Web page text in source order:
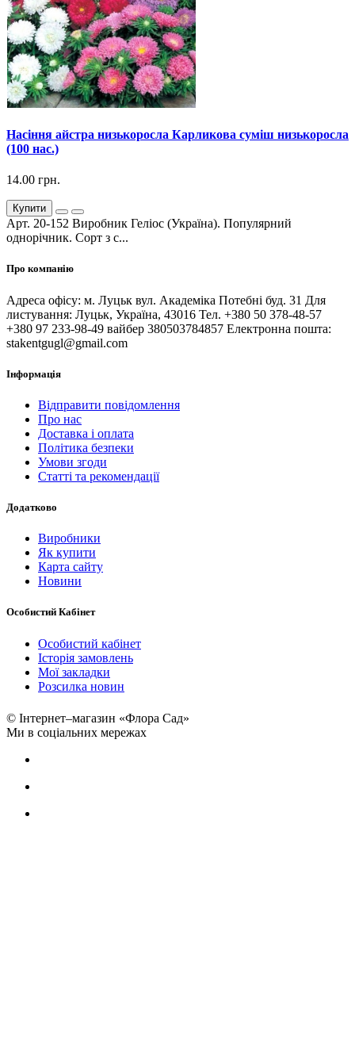
Насіння айстра низькоросла Карликова суміш низькоросла
(100 нас.)
14.00 грн.
Купити
Арт. 20-152 Виробник Геліос (Україна). Популярний
однорічник. Сорт з с...
Про компанію
Адреса офісу: м. Луцьк вул. Академіка Потебні буд. 31 Для
листування: Луцьк, Україна, 43016 Тел. +380 50 378-48-57
+380 97 233-98-49 вайбер 380503784857 Електронна пошта:
stakentgugl@gmail.com
Інформація
Відправити повідомлення
Про нас
Доставка і оплата
Політика безпеки
Умови згоди
Статті та рекомендації
Додатково
Виробники
Як купити
Карта сайту
Новини
Особистий Кабінет
Особистий кабінет
Історія замовлень
Мої закладки
Розсилка новин
© Інтернет–магазин «Флора Сад»
Ми в соціальних мережах